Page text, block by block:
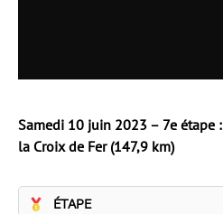
Samedi 10 juin 2023 – 7e étape
la Croix de Fer (147,9 km)